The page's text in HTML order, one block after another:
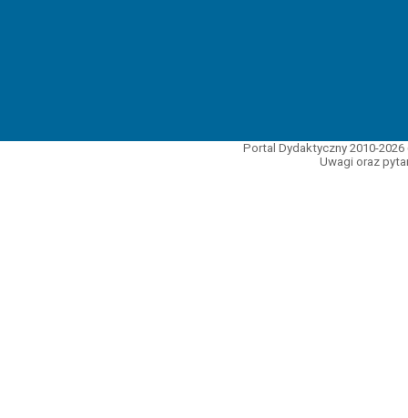
Portal Dydaktyczny 2010-
Uwagi oraz